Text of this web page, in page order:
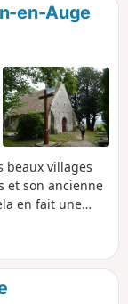
en-Auge
beaux villages
et son ancienne
en fait une